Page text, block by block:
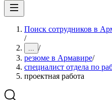
Поиск сотрудников в
/
... /
резюме в Армавире/
специалист отдела по
проектная работа